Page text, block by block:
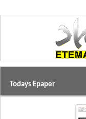
Todays Epaper